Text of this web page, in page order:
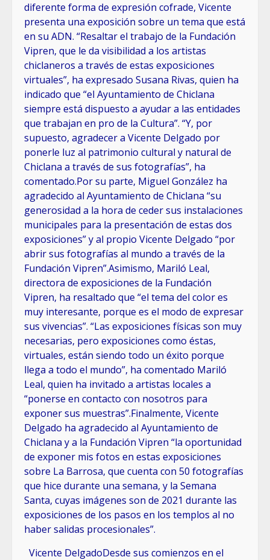
diferente forma de expresión cofrade, Vicente
presenta una exposición sobre un tema que está
en su ADN. “Resaltar el trabajo de la Fundación
Vipren, que le da visibilidad a los artistas
chiclaneros a través de estas exposiciones
virtuales”, ha expresado Susana Rivas, quien ha
indicado que “el Ayuntamiento de Chiclana
siempre está dispuesto a ayudar a las entidades
que trabajan en pro de la Cultura”. “Y, por
supuesto, agradecer a Vicente Delgado por
ponerle luz al patrimonio cultural y natural de
Chiclana a través de sus fotografías”, ha
comentado.Por su parte, Miguel González ha
agradecido al Ayuntamiento de Chiclana “su
generosidad a la hora de ceder sus instalaciones
municipales para la presentación de estas dos
exposiciones” y al propio Vicente Delgado “por
abrir sus fotografías al mundo a través de la
Fundación Vipren”.Asimismo, Mariló Leal,
directora de exposiciones de la Fundación
Vipren, ha resaltado que “el tema del color es
muy interesante, porque es el modo de expresar
sus vivencias”. “Las exposiciones físicas son muy
necesarias, pero exposiciones como éstas,
virtuales, están siendo todo un éxito porque
llega a todo el mundo”, ha comentado Mariló
Leal, quien ha invitado a artistas locales a
“ponerse en contacto con nosotros para
exponer sus muestras”.Finalmente, Vicente
Delgado ha agradecido al Ayuntamiento de
Chiclana y a la Fundación Vipren “la oportunidad
de exponer mis fotos en estas exposiciones
sobre La Barrosa, que cuenta con 50 fotografías
que hice durante una semana, y la Semana
Santa, cuyas imágenes son de 2021 durante las
exposiciones de los pasos en los templos al no
haber salidas procesionales”.
Vicente DelgadoDesde sus comienzos en el